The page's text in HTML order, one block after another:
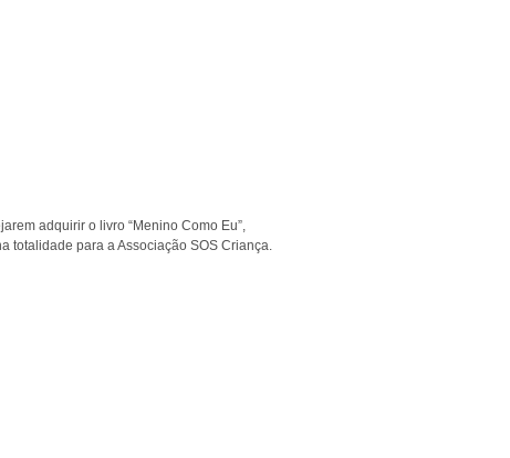
adquirir o livro “Menino Como Eu”,
totalidade para a Associação SOS Criança.